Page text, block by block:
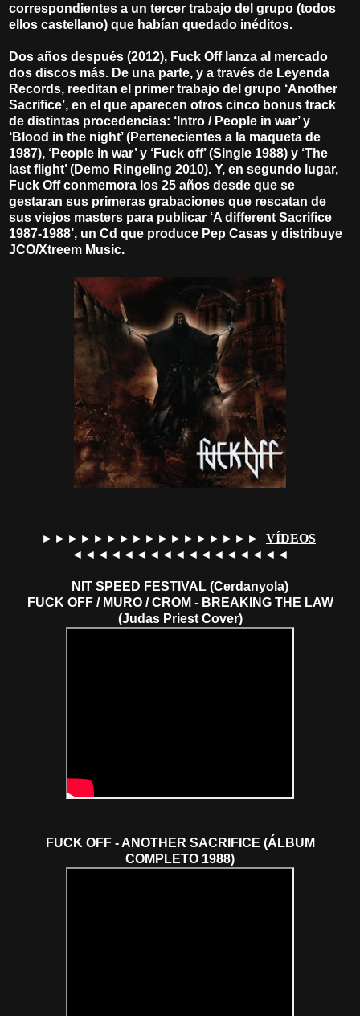
correspondientes a un tercer trabajo del grupo (todos
ellos castellano) que habían quedado inéditos.
Dos años después (2012), Fuck Off lanza al mercado
dos discos más. De una parte, y a través de Leyenda
Records, reeditan el primer trabajo del grupo ‘Another
Sacrifice’, en el que aparecen otros cinco bonus track
de distintas procedencias: ‘Intro / People in war’ y
‘Blood in the night’ (Pertenecientes a la maqueta de
1987), ‘People in war’ y ‘Fuck off’ (Single 1988) y ‘The
last flight’ (Demo Ringeling 2010). Y, en segundo lugar,
Fuck Off conmemora los 25 años desde que se
gestaran sus primeras grabaciones que rescatan de
sus viejos masters para publicar ‘A different Sacrifice
1987-1988’, un Cd que produce Pep Casas y distribuye
JCO/Xtreem Music.
►►►►►►►►►►►►►►►►► VÍDEOS
◄◄◄◄◄◄◄◄◄◄◄◄◄◄◄◄◄
NIT SPEED FESTIVAL (Cerdanyola)
FUCK OFF / MURO / CROM - BREAKING THE LAW
(Judas Priest Cover)
FUCK OFF - ANOTHER SACRIFICE (ÁLBUM
COMPLETO 1988)